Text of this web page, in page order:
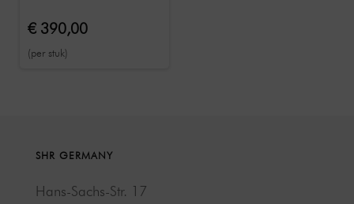
€ 390,00
(per stuk)
SHR GERMANY
Hans-Sachs-Str. 17